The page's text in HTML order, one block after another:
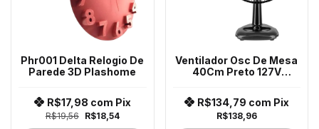
Phr001 Delta Relogio De
Parede 3D Plashome
R$19,56 R$18,54
R$17,98 com Pix
Ventilador Osc De Mesa
40Cm Preto 127V
R$138,96
R$134,79 com Pix